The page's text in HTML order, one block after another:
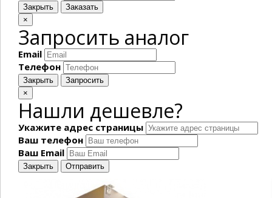
Закрыть
Заказать
×
Запросить аналог
Email
Телефон
Закрыть
Запросить
×
Нашли дешевле?
Укажите адрес страницы
Ваш телефон
Ваш Email
Закрыть Отправить